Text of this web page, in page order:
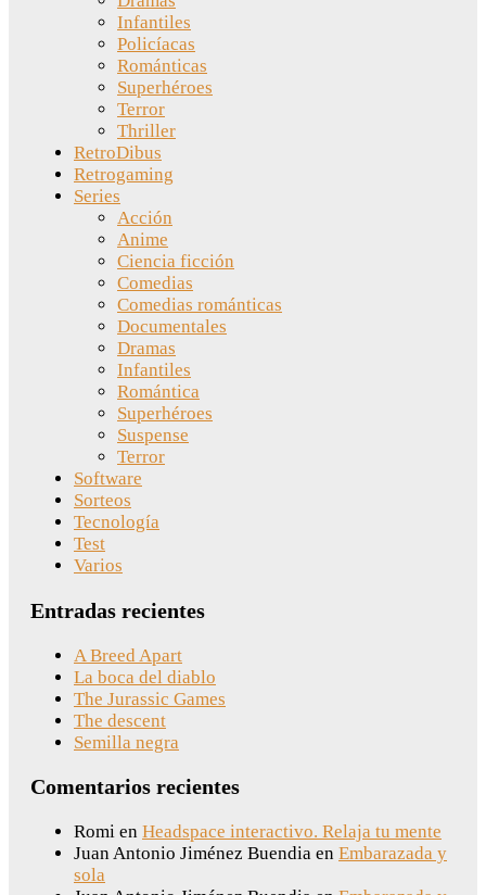
Infantiles
Policíacas
Románticas
Superhéroes
Terror
Thriller
RetroDibus
Retrogaming
Series
Acción
Anime
Ciencia ficción
Comedias
Comedias románticas
Documentales
Dramas
Infantiles
Romántica
Superhéroes
Suspense
Terror
Software
Sorteos
Tecnología
Test
Varios
Entradas recientes
A Breed Apart
La boca del diablo
The Jurassic Games
The descent
Semilla negra
Comentarios recientes
Romi en Headspace interactivo. Relaja tu mente
Juan Antonio Jiménez Buendia en Embarazada y
sola